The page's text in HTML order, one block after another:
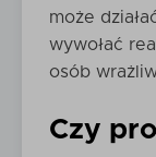
może
wywołać
osób
Czy